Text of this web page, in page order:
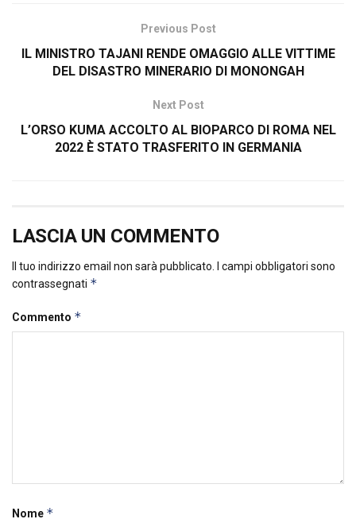
Previous Post
IL MINISTRO TAJANI RENDE OMAGGIO ALLE VITTIME
DEL DISASTRO MINERARIO DI MONONGAH
Next Post
L’ORSO KUMA ACCOLTO AL BIOPARCO DI ROMA NEL
2022 È STATO TRASFERITO IN GERMANIA
LASCIA UN COMMENTO
Il tuo indirizzo email non sarà pubblicato.
I campi obbligatori sono
contrassegnati *
Commento *
Nome *